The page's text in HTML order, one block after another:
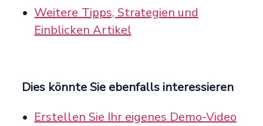
Weitere Tipps, Strategien und
Einblicken Artikel
Dies könnte Sie ebenfalls interessieren
Erstellen Sie Ihr eigenes Demo-Video